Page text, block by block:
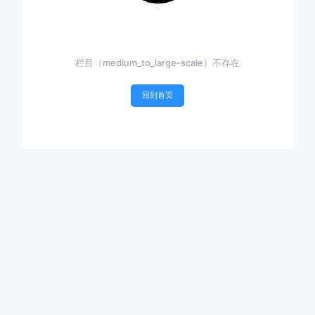
栏目（medium_to_large-scale）不存在
回到首页